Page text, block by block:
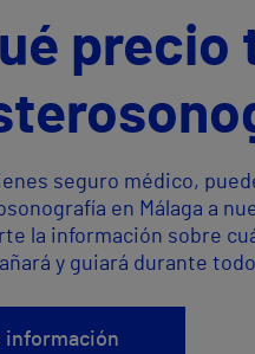
precio
seguro médico,
en Málaga a
la información sobre
y guiará durante
información